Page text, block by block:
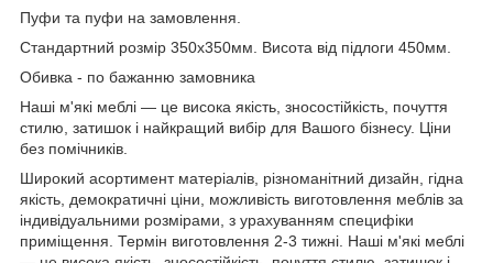
Пуфи та пуфи на замовлення.
Стандартний розмір 350х350мм. Висота від підлоги 450мм.
Обивка - по бажанню замовника
Наші м'які меблі — це висока якість, зносостійкість, почуття
стилю, затишок і найкращий вибір для Вашого бізнесу. Ціни
без помічників.
Широкий асортимент матеріалів, різноманітний дизайн, гідна
якість, демократичні ціни, можливість виготовлення меблів за
індивідуальними розмірами, з урахуванням специфіки
приміщення. Термін виготовлення 2-3 тижні. Наші м'які меблі